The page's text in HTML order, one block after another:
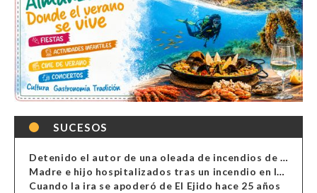
SUCESOS
Detenido el autor de una oleada de incendios de contenedores en Almería
Madre e hijo hospitalizados tras un incendio en la cocina de una vivienda en Almería
Cuando la ira se apoderó de El Ejido hace 25 años